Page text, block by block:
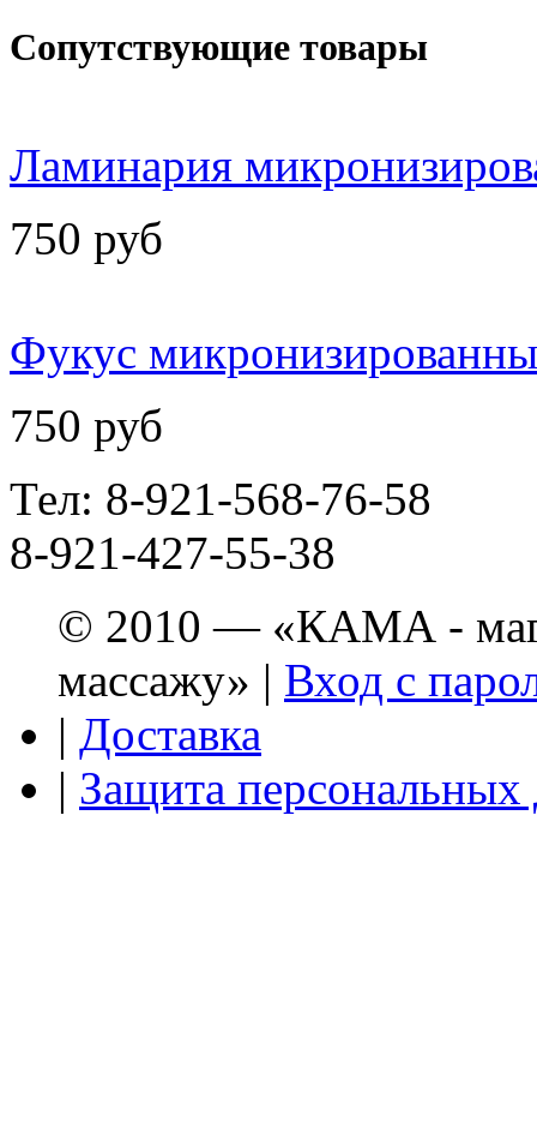
Сопутствующие товары
Ламинария
750 руб
Фукус
750 руб
Тел: 8-921-568-76-58
8-921-427-55-38
© 2010 — «КАМА -
массажу» | Вход с
| Доставка
| Защита